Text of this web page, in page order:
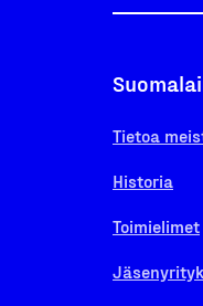
Tietoa
Historia
Toimielimet